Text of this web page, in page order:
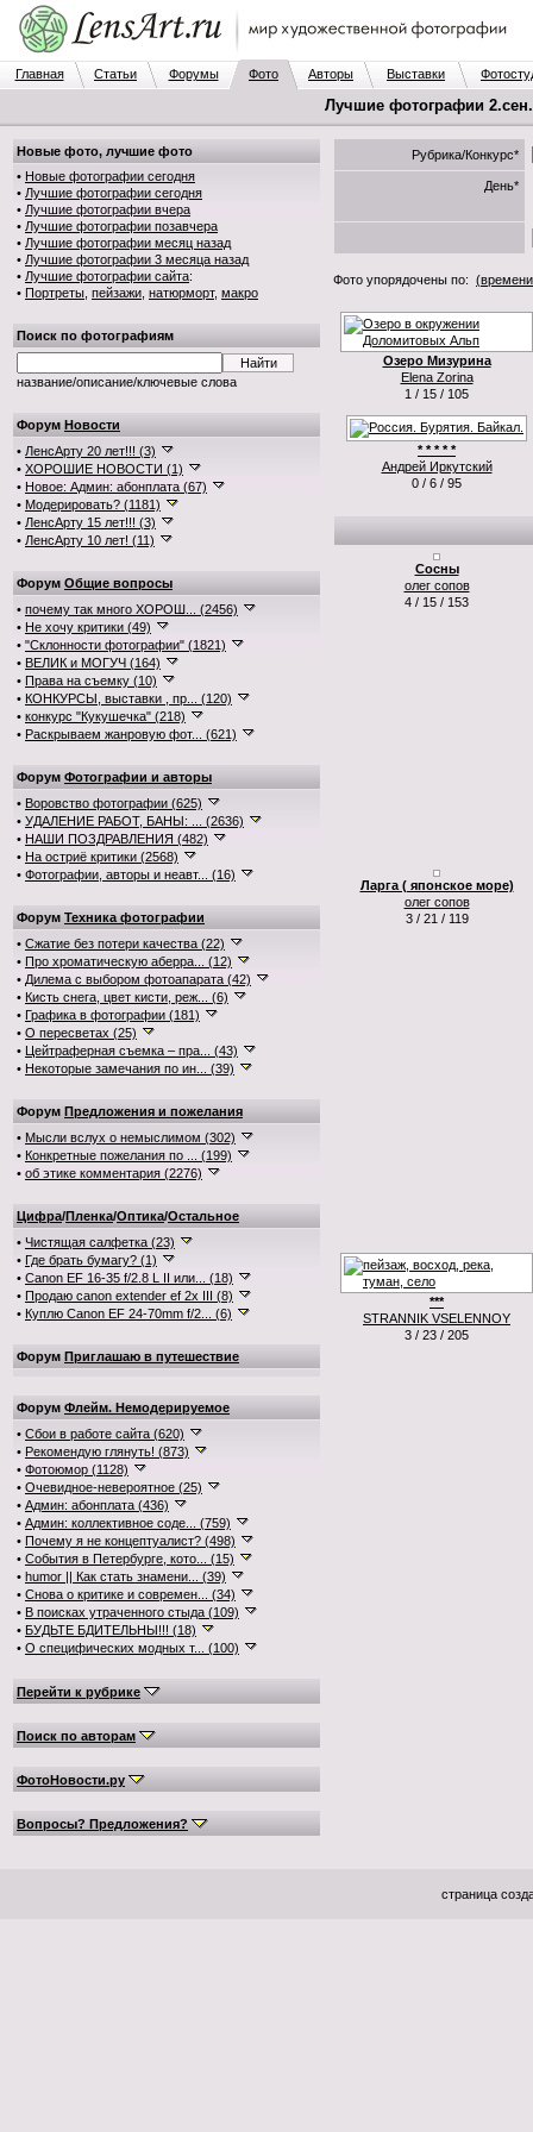
Главная Статьи Форумы Фото Авторы Выставки
Лучшие фотографии
Новые фото, лучшие фото
• Новые фотографии сегодня
• Лучшие фотографии сегодня
• Лучшие фотографии вчера
• Лучшие фотографии позавчера
• Лучшие фотографии месяц назад
• Лучшие фотографии 3 месяца назад
• Лучшие фотографии сайта:
• Портреты пейзажи натюрморт, макро
Поиск по фотографиям
название/описание/ключевые слова
Форум Новости
• ЛенсАрту 20 лет!!! (3)
• ХОРОШИЕ НОВОСТИ (1)
• Новое: Админ: абонплата (67)
• Модерировать? (1181)
• ЛенсАрту 15 лет!!! (3)
• ЛенсАрту 10 лет! (11)
Форум Общие вопросы
• почему так много ХОРОШ... (2456)
• Не хочу критики (49)
• "Склонности фотографии" (1821)
• ВЕЛИК и МОГУЧ (164)
• Права на съемку (10)
• КОНКУРСЫ, выставки , пр... (120)
• конкурс "Кукушечка" (218)
• Раскрываем жанровую фот... (621)
Форум Фотографии и авторы
• Воровство фотографии (625)
• УДАЛЕНИЕ РАБОТ, БАНЫ: ... (2636)
• НАШИ ПОЗДРАВЛЕНИЯ (482)
• На остриё критики (2568)
• Фотографии, авторы и неавт... (16)
Форум Техника фотографии
• Сжатие без потери качества (22)
• Про хроматическую аберра... (12)
• Дилема с выбором фотоапарата (42)
• Кисть снега, цвет кисти, реж... (6)
• Графика в фотографии (181)
• О пересветах (25)
• Цейтраферная съемка – пра... (43)
• Некоторые замечания по ин... (39)
Форум Предложения и пожелания
• Мысли вслух о немыслимом (302)
• Конкретные пожелания по ... (199)
• об этике комментария (2276)
Цифра/Пленка/Оптика/Остальное
• Чистящая салфетка (23)
• Где брать бумагу? (1)
• Canon EF 16-35 f/2.8 L II или... (18)
• Продаю canon extender ef 2x III (8)
• Куплю Canon EF 24-70mm f/2... (6)
Форум Приглашаю в путешествие
Форум Флейм. Немодерируемое
• Сбои в работе сайта (620)
• Рекомендую глянуть! (873)
• Фотоюмор (1128)
• Очевидное-невероятное (25)
• Админ: абонплата (436)
• Админ: коллективное соде... (759)
• Почему я не концептуалист? (498)
• События в Петербурге, кото... (15)
• humor || Как стать знамени... (39)
• Снова о критике и современ... (34)
• В поисках утраченного стыда (109)
• БУДЬТЕ БДИТЕЛЬНЫ!!! (18)
• О специфических модных т... (100)
Перейти к рубрике
Поиск по авторам
ФотоНовости.ру
Вопросы? Предложения?
Рубрика/Конкурс*
День*
Фото упорядочены по: (времени
Озеро Мизурина
Elena Zorina
1 / 15 / 105
* * * * *
Андрей Иркутский
0 / 6 / 95
Сосны
олег сопов
4 / 15 / 153
Ларга ( японское море)
олег сопов
3 / 21 / 119
***
STRANNIK VSELENNOY
3 / 23 / 205
страница